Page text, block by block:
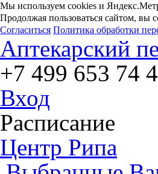
Мы используем cookies и
Продолжая пользоваться сайтом, вы
Согласиться Политика обработки
Аптекарский
+7 499 653 74
Вход
Расписание
Центр Рипа